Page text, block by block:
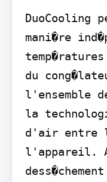
DuoCooling
mani�re
du
l'ensemble
la
d'air entre
l'appareil.